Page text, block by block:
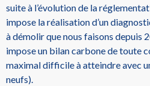
suite à l’évolution de la
impose la réalisation d’un
à démolir que nous faisons depuis
impose un bilan carbone de toute
maximal difficile à atteindre avec
neufs).